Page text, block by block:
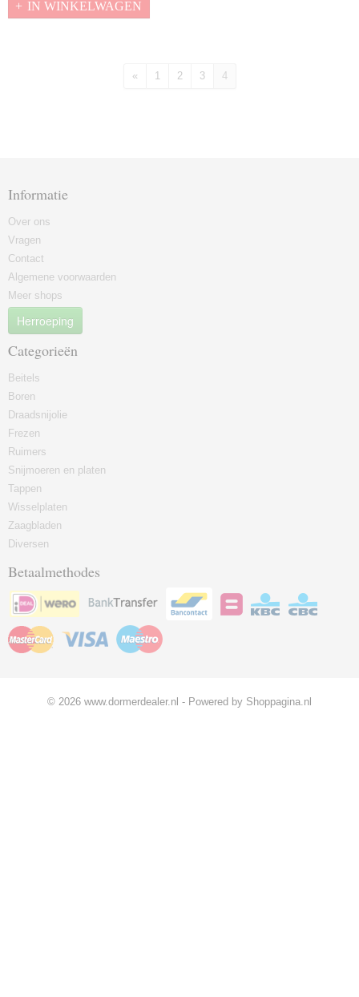
IN WINKELWAGEN
« 1 2 3 4
Informatie
Over ons
Vragen
Contact
Algemene voorwaarden
Meer shops
Herroeping
Categorieën
Beitels
Boren
Draadsnijolie
Frezen
Ruimers
Snijmoeren en platen
Tappen
Wisselplaten
Zaagbladen
Diversen
Betaalmethodes
© 2026 www.dormerdealer.nl - Powered by Shoppagina.nl